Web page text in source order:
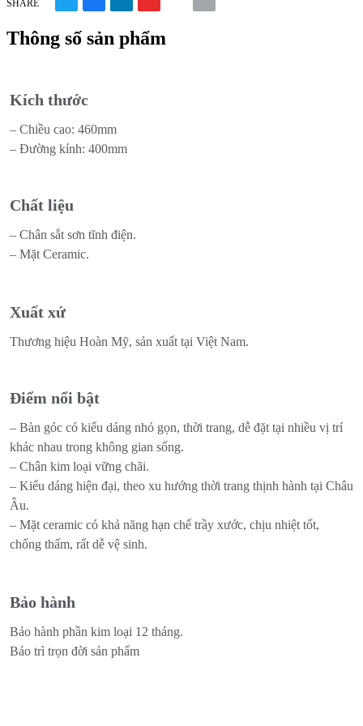
SHARE
Thông số sản phẩm
Kích thước
– Chiều cao: 460mm
– Đường kính: 400mm
Chất liệu
– Chân sắt sơn tĩnh điện.
– Mặt Ceramic.
Xuất xứ
Thương hiệu Hoàn Mỹ, sản xuất tại Việt Nam.
Điểm nổi bật
– Bàn góc có kiểu dáng nhỏ gọn, thời trang, dễ đặt tại nhiều vị trí
khác nhau trong không gian sống.
– Chân kim loại vững chãi.
– Kiểu dáng hiện đại, theo xu hướng thời trang thịnh hành tại Châu
Âu.
– Mặt ceramic có khả năng hạn chế trầy xước, chịu nhiệt tốt,
chống thấm, rất dễ vệ sinh.
Bảo hành
Bảo hành phần kim loại 12 tháng.
Bảo trì trọn đời sản phẩm